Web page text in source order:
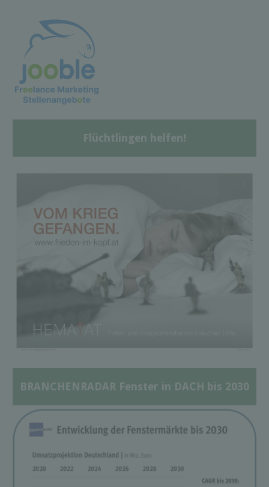
Flüchtlingen helfen!
BRANCHENRADAR Fenster in DACH bis 2030